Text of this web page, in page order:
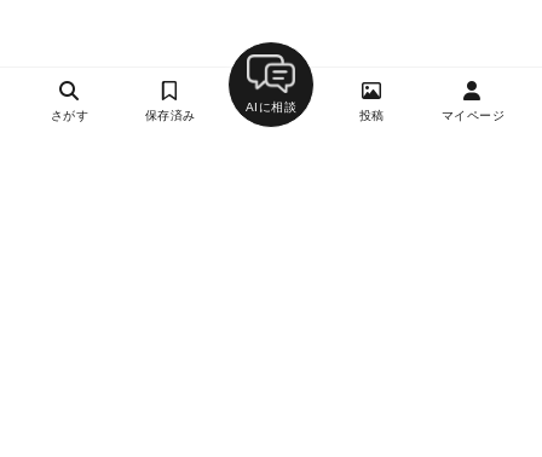
さがす 保存済み
AIに相談
投稿 マイページ